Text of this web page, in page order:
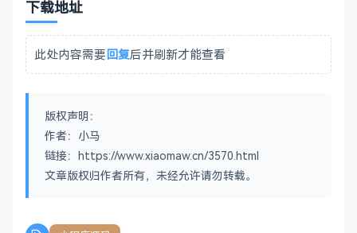
下载地址
此处内容需要回复后并刷新才能查看
版权声明：
作者：小马
链接：https://www.xiaomaw.cn/3570.html
文章版权归作者所有，未经允许请勿转载。